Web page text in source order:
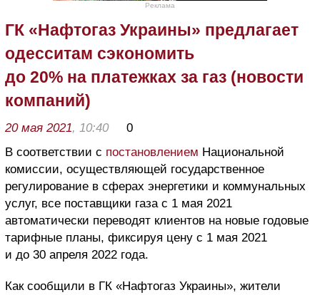
Реклама
ГК «Нафтогаз Украины» предлагает
одесситам сэкономить
до 20% на платежках за газ (новости
компаний)
20 мая 2021, 10:40
0
В соответствии с постановлением Национальной
комиссии, осуществляющей государственное
регулирование в сферах энергетики и коммунальных
услуг, все поставщики газа с 1 мая 2021
автоматически переводят клиентов на новые годовые
тарифные планы, фиксируя цену с 1 мая 2021
и до 30 апреля 2022 года.
Как сообщили в ГК «Нафтогаз Украины», жители